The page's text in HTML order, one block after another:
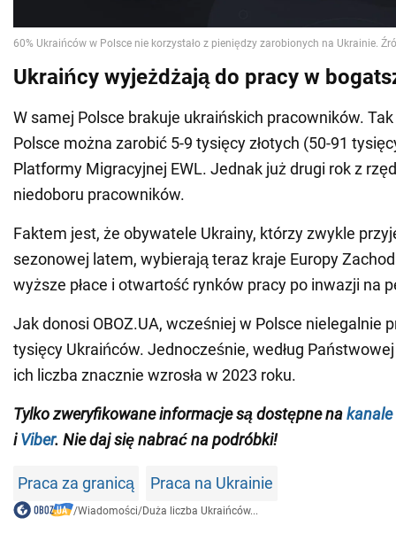
Ukraińcy wyjeżdżają do pracy w
W samej Polsce brakuje ukraińskich pracowników.
Polsce można zarobić 5-9 tysięcy złotych (50-91
Platformy Migracyjnej EWL. Jednak już drugi rok z
niedoboru pracowników.
Faktem jest, że obywatele Ukrainy, którzy zwykle
sezonowej latem, wybierają teraz kraje Europy
wyższe płace i otwartość rynków pracy po inwazji na
Jak donosi OBOZ.UA, wcześniej w Polsce nielegalnie
tysięcy Ukraińców. Jednocześnie, według
ich liczba znacznie wzrosła w 2023 roku.
Tylko zweryfikowane informacje są dostępne nakanale
iViber. Nie daj się nabrać na podróbki!
Praca za granicą Praca na Ukrainie
/Wiadomości/Duża liczba Ukraińców...